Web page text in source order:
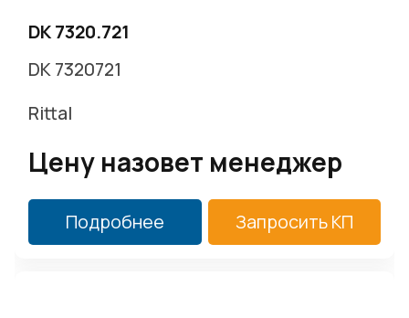
DK 7320.721
DK 7320721
Rittal
Цену назовет менеджер
Подробнее Запросить КП